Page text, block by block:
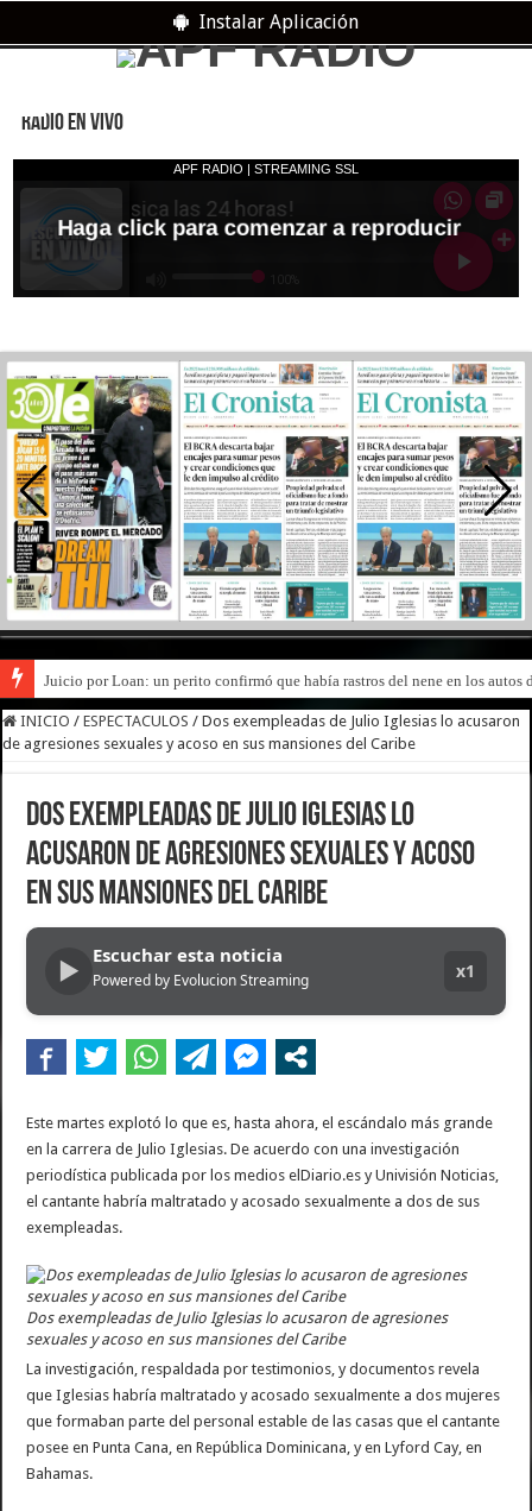
Instalar Aplicación
RADIO EN VIVO
Juicio por Loan: un perito confirmó que había rastros del nene en los autos
Escala el conflicto universitario: los rectores piden a la Justicia que intime
INICIO / ESPECTACULOS / Dos exempleadas de Julio Iglesias lo acusaron
de agresiones sexuales y acoso en sus mansiones del Caribe
Dos exempleadas de Julio Iglesias lo
acusaron de agresiones sexuales y acoso
en sus mansiones del Caribe
▶ Escuchar esta noticia
Powered by Evolucion Streaming x1
Este martes explotó lo que es, hasta ahora, el escándalo más grande
en la carrera de Julio Iglesias. De acuerdo con una investigación
periodística publicada por los medios elDiario.es y Univisión Noticias,
el cantante habría maltratado y acosado sexualmente a dos de sus
exempleadas.
Dos exempleadas de Julio Iglesias lo acusaron de agresiones
sexuales y acoso en sus mansiones del Caribe
La investigación, respaldada por testimonios, y documentos revela
que Iglesias habría maltratado y acosado sexualmente a dos mujeres
que formaban parte del personal estable de las casas que el cantante
posee en Punta Cana, en República Dominicana, y en Lyford Cay, en
Bahamas.